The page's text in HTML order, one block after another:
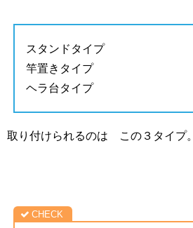
スタンドタイプ
竿置きタイプ
ヘラ台タイプ
取り付けられるのは この３タイプ。